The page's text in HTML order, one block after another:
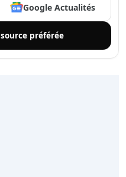
Google Actualités
source préférée